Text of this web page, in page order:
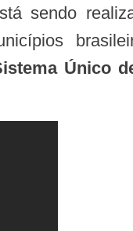
sendo
Único